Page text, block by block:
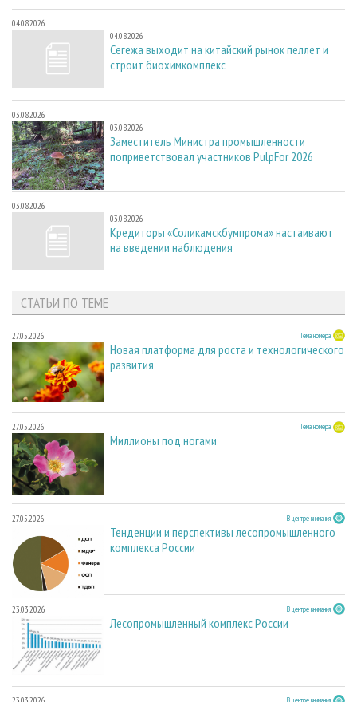
04.08.2026
04.08.2026
Сегежа выходит на китайский рынок пеллет и
строит биохимкомплекс
03.08.2026
03.08.2026
Заместитель Министра промышленности
поприветствовал участников PulpFor 2026
03.08.2026
03.08.2026
Кредиторы «Соликамскбумпрома» настаивают
на введении наблюдения
СТАТЬИ ПО ТЕМЕ
27.05.2026 Тема номера
Новая платформа для роста и технологического
развития
27.05.2026 Тема номера
Миллионы под ногами
27.05.2026 В центре внимания
Тенденции и перспективы лесопромышленного
комплекса России
23.03.2026 В центре внимания
Лесопромышленный комплекс России